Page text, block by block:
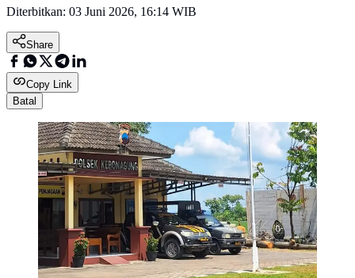
Diterbitkan: 03 Juni 2026, 16:14 WIB
Share
Copy Link
Batal